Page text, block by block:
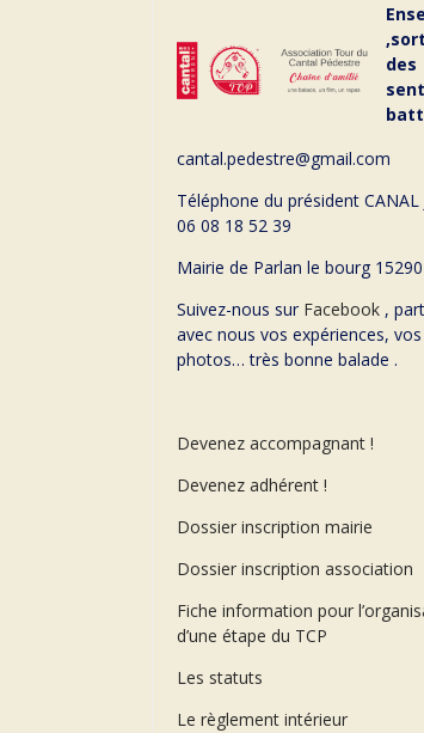
des
cantal.pedestre@gmail.com
Téléphone du président CANAL
06 08 18 52 39
Mairie de Parlan le bourg 15290
Suivez-nous sur Facebook ,
avec nous vos expériences, vos
photos… très bonne balade .
Devenez accompagnant !
Devenez adhérent !
Dossier inscription mairie
Dossier inscription association
Fiche information pour
d’une étape du TCP
Les statuts
Le règlement intérieur